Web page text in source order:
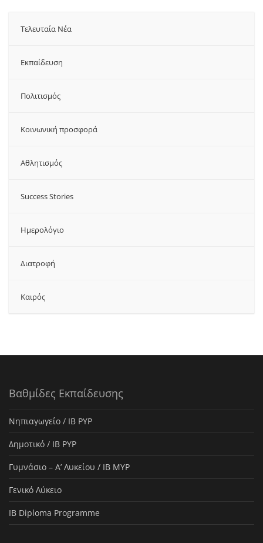
Τελευταία Νέα
Εκπαίδευση
Πολιτισμός
Κοινωνική προσφορά
Αθλητισμός
Success Stories
Ημερολόγιο
Διατροφή
Καιρός
Βαθμίδες Εκπαίδευσης
Νηπιαγωγείο / IB PYP
Δημοτικό / IB PYP
Γυμνάσιο – Α’ Λυκείου / IB MYP
Γενικό Λύκειο
IB Diploma Programme